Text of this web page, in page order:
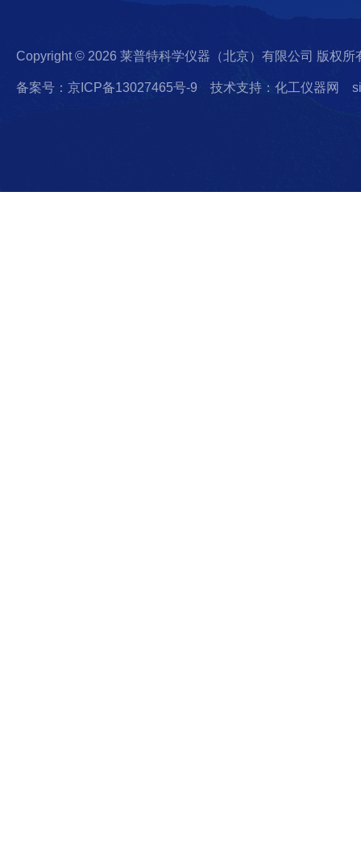
Copyright © 2026 莱普特科学仪器（北京）有限公司 版权所
备案号：京ICP备13027465号-9 技术支持：化工仪器网